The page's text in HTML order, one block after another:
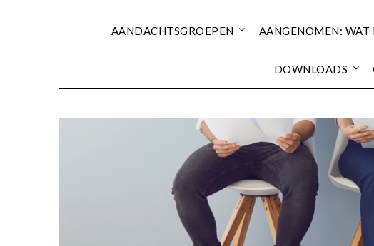
AANDACHTSGROEPEN AANGENOMEN: WAT
DOWNLOADS